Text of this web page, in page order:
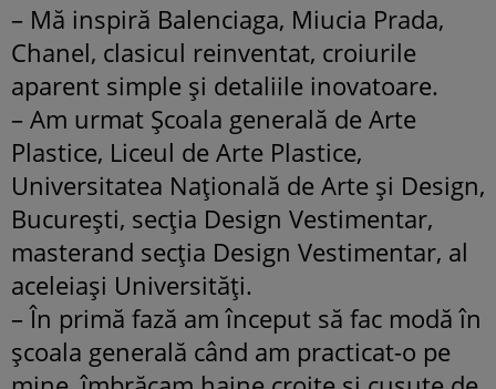
– Mă inspiră Balenciaga, Miucia Prada,
Chanel, clasicul reinventat, croiurile
aparent simple şi detaliile inovatoare.
– Am urmat Şcoala generală de Arte
Plastice, Liceul de Arte Plastice,
Universitatea Naţională de Arte şi Design,
Bucureşti, secţia Design Vestimentar,
masterand secţia Design Vestimentar, al
aceleiaşi Universităţi.
– În primă fază am început să fac modă în
şcoala generală când am practicat-o pe